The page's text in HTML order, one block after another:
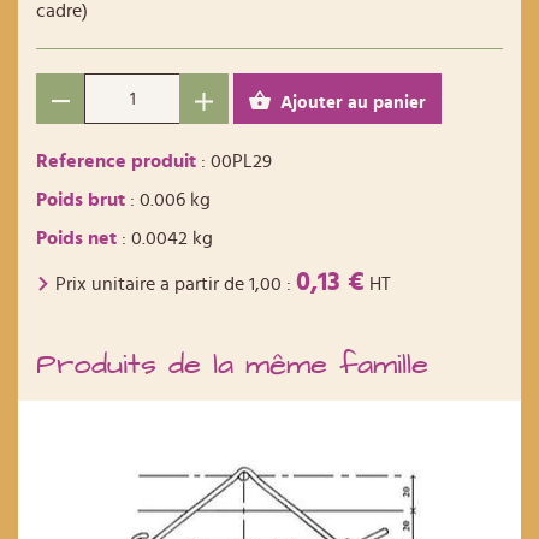
cadre)
Ajouter au panier
Reference produit : 00PL29
Poids brut : 0.006 kg
Poids net : 0.0042 kg
Prix unitaire a partir de 1,00 : 0,13 € HT
Produits de la même famille